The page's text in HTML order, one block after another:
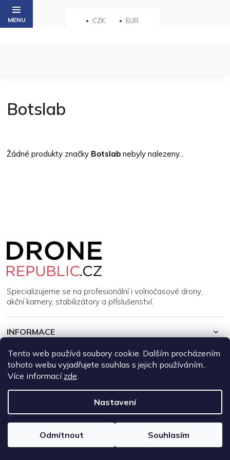
Tento web používá soubory cookie. Dalším procházením
tohoto webu vyjadřujete souhlas s jejich používáním..
Více informací zde.
Nastavení
Odmítnout Souhlasím
Přejít
obsah
CZK EUR
Botslab
Žádné produkty značky Botslab nebyly nalezeny...
Specializujeme se na profesionální i volnočasové drony,
akční kamery, stabilizátory a příslušenství.
INFORMACE
MŮJ ÚČET
Copyright 2026DroneRepublic.cz. Všechna práva vyhrazena.
Upravit nastavení cookies